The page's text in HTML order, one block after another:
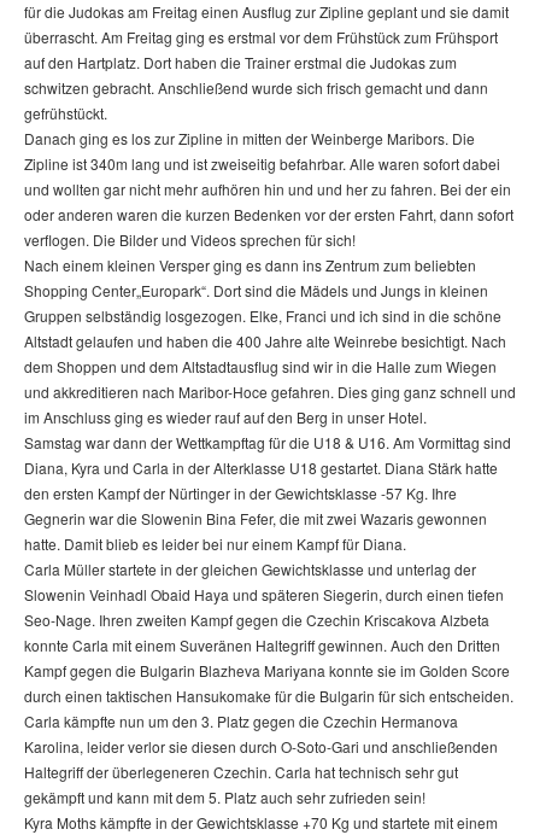
für die Judokas am Freitag einen Ausflug zur Zipline geplant und sie damit
überrascht. Am Freitag ging es erstmal vor dem Frühstück zum Frühsport
auf den Hartplatz. Dort haben die Trainer erstmal die Judokas zum
schwitzen gebracht. Anschließend wurde sich frisch gemacht und dann
gefrühstückt.
Danach ging es los zur Zipline in mitten der Weinberge Maribors. Die
Zipline ist 340m lang und ist zweiseitig befahrbar. Alle waren sofort dabei
und wollten gar nicht mehr aufhören hin und und her zu fahren. Bei der ein
oder anderen waren die kurzen Bedenken vor der ersten Fahrt, dann sofort
verflogen. Die Bilder und Videos sprechen für sich!
Nach einem kleinen Versper ging es dann ins Zentrum zum beliebten
Shopping Center„Europark“. Dort sind die Mädels und Jungs in kleinen
Gruppen selbständig losgezogen. Elke, Franci und ich sind in die schöne
Altstadt gelaufen und haben die 400 Jahre alte Weinrebe besichtigt. Nach
dem Shoppen und dem Altstadtausflug sind wir in die Halle zum Wiegen
und akkreditieren nach Maribor-Hoce gefahren. Dies ging ganz schnell und
im Anschluss ging es wieder rauf auf den Berg in unser Hotel.
Samstag war dann der Wettkampftag für die U18 & U16. Am Vormittag sind
Diana, Kyra und Carla in der Alterklasse U18 gestartet. Diana Stärk hatte
den ersten Kampf der Nürtinger in der Gewichtsklasse -57 Kg. Ihre
Gegnerin war die Slowenin Bina Fefer, die mit zwei Wazaris gewonnen
hatte. Damit blieb es leider bei nur einem Kampf für Diana.
Carla Müller startete in der gleichen Gewichtsklasse und unterlag der
Slowenin Veinhadl Obaid Haya und späteren Siegerin, durch einen tiefen
Seo-Nage. Ihren zweiten Kampf gegen die Czechin Kriscakova Alzbeta
konnte Carla mit einem Suveränen Haltegriff gewinnen. Auch den Dritten
Kampf gegen die Bulgarin Blazheva Mariyana konnte sie im Golden Score
durch einen taktischen Hansukomake für die Bulgarin für sich entscheiden.
Carla kämpfte nun um den 3. Platz gegen die Czechin Hermanova
Karolina, leider verlor sie diesen durch O-Soto-Gari und anschließenden
Haltegriff der überlegeneren Czechin. Carla hat technisch sehr gut
gekämpft und kann mit dem 5. Platz auch sehr zufrieden sein!
Kyra Moths kämpfte in der Gewichtsklasse +70 Kg und startete mit einem